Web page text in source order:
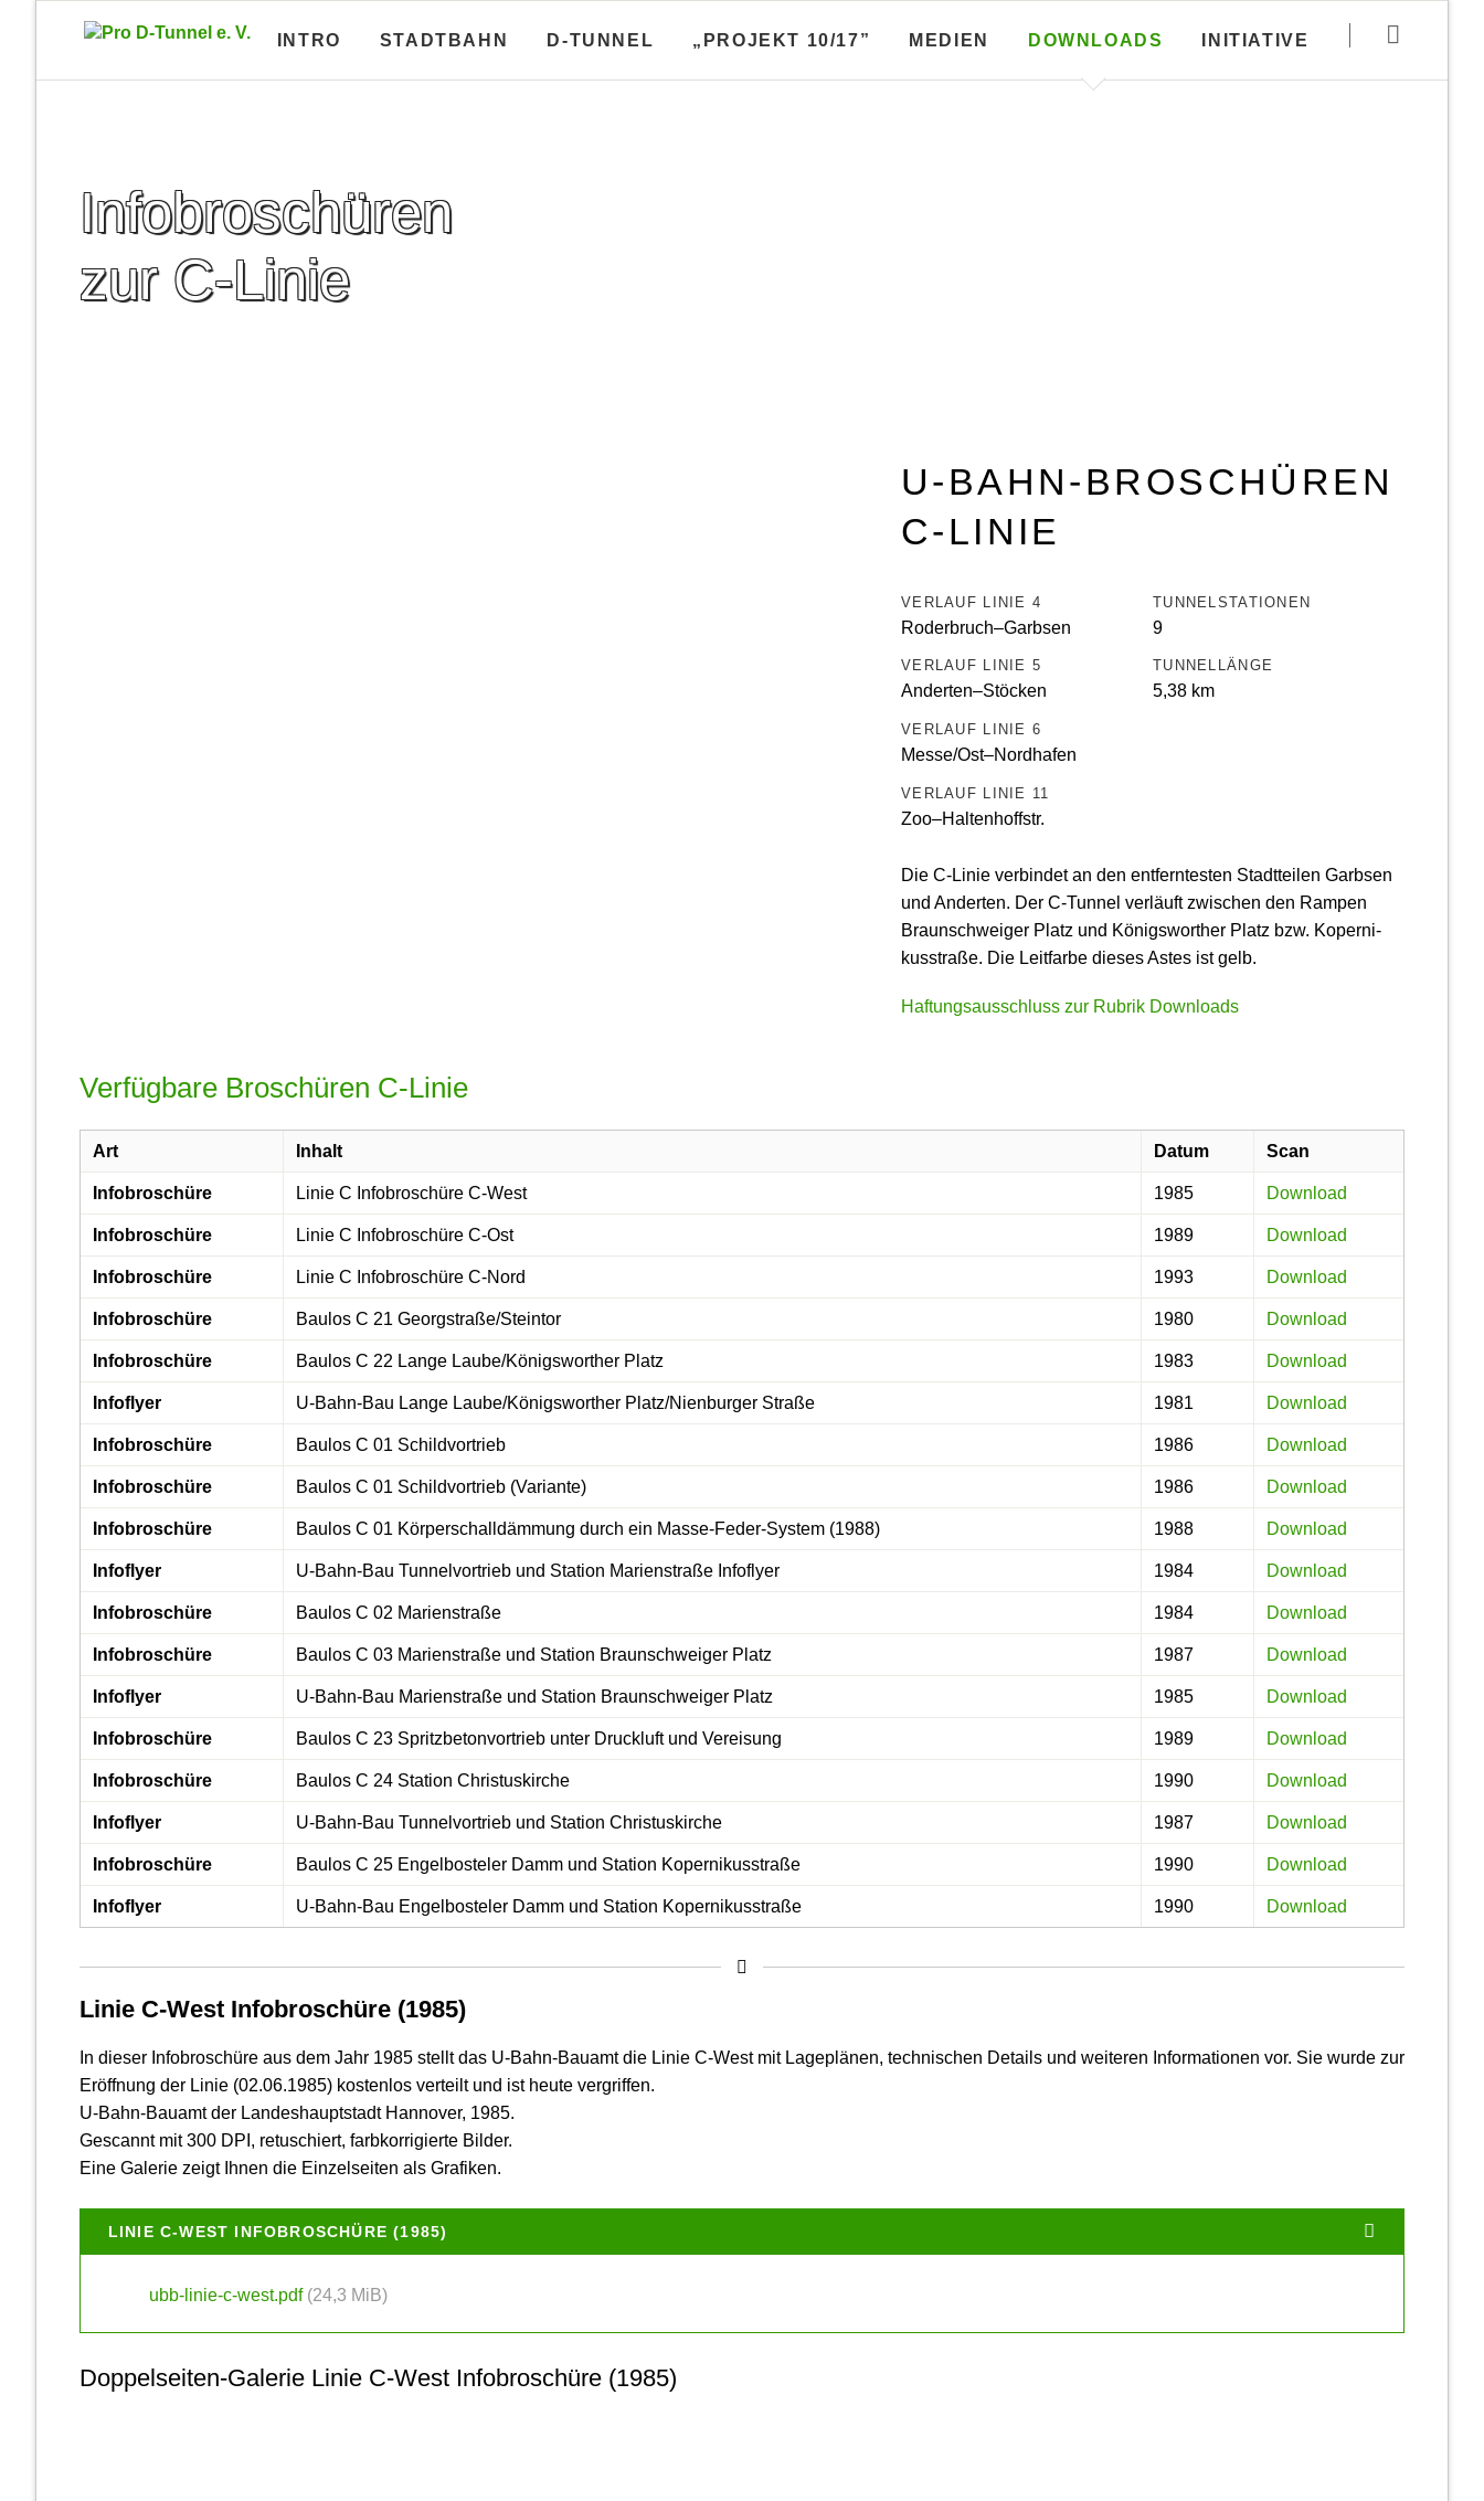
überspringen
INTRO STADTBAHN D-TUNNEL „PROJEKT 10/17” MEDIEN DOWNLOADS
Lagepläne A-Linie
Lagepläne C-Linie
Broschüren A-Linie
INITIATIVE
Infobroschüren
zur C-Linie
U-BAHN-BROSCHÜREN
C-LINIE
VERLAUF LINIE 4
Roderbruch–Garbsen
VERLAUF LINIE 5
Anderten–Stöcken
VERLAUF LINIE 6
Messe/Ost–Nordhafen
VERLAUF LINIE 11
Zoo–Haltenhoffstr.
TUNNELSTATIONEN
9
TUNNELLÄNGE
5,38 km
Die C-Linie verbindet an den entferntesten Stadtteilen Garbsen
und Anderten. Der C-Tunnel verläuft zwischen den Rampen
Braun­schweiger Platz und Königs­worther Platz bzw. Koperni­
kus­straße. Die Leitfarbe dieses Astes ist gelb.
Haftungsausschluss zur Rubrik Downloads
Verfügbare Broschüren C-Linie
Art Inhalt Datum Scan
Infobroschüre Linie C Infobroschüre C-West 1985 Download
Infobroschüre Linie C Infobroschüre C-Ost 1989 Download
Infobroschüre Linie C Infobroschüre C-Nord 1993 Download
Infobroschüre Baulos C 21 Georgstraße/Steintor 1980 Download
Infobroschüre Baulos C 22 Lange Laube/Königsworther Platz 1983 Download
Infoflyer U-Bahn-Bau Lange Laube/Königsworther Platz/Nienburger Straße 1981 Download
Infobroschüre Baulos C 01 Schildvortrieb 1986 Download
Infobroschüre Baulos C 01 Schildvortrieb (Variante) 1986 Download
Infobroschüre Baulos C 01 Körperschall­dämmung durch ein Masse-Feder-System (1988) 1988 Download
Infoflyer U-Bahn-Bau Tunnelvortrieb und Station Marienstraße Infoflyer 1984 Download
Infobroschüre Baulos C 02 Marienstraße 1984 Download
Infobroschüre Baulos C 03 Marienstraße und Station Braunschweiger Platz 1987 Download
Infoflyer U-Bahn-Bau Marienstraße und Station Braunschweiger Platz 1985 Download
Infobroschüre Baulos C 23 Spritzbetonvortrieb unter Druckluft und Vereisung 1989 Download
Infobroschüre Baulos C 24 Station Christuskirche 1990 Download
Infoflyer U-Bahn-Bau Tunnelvortrieb und Station Christuskirche 1987 Download
Infobroschüre Baulos C 25 Engelbosteler Damm und Station Kopernikusstraße 1990 Download
Infoflyer U-Bahn-Bau Engelbosteler Damm und Station Kopernikusstraße 1990 Download
Linie C-West Infobroschüre (1985)
In dieser Info­broschüre aus dem Jahr 1985 stellt das U-Bahn-Bauamt die Linie C-West mit Lage­plänen, tech­nischen Details und weiteren Infor­mationen vor. Sie wurde zur
Eröffnung der Linie (02.06.1985) kostenlos verteilt und ist heute vergriffen.
U-Bahn-Bauamt der Landeshauptstadt Hannover, 1985.
Gescannt mit 300 DPI, retuschiert, farbkorrigierte Bilder.
Eine Galerie zeigt Ihnen die Einzelseiten als Grafiken.
LINIE C-WEST INFOBROSCHÜRE (1985)
ubb-linie-c-west.pdf (24,3 MiB)
Doppelseiten-Galerie Linie C-West Infobroschüre (1985)